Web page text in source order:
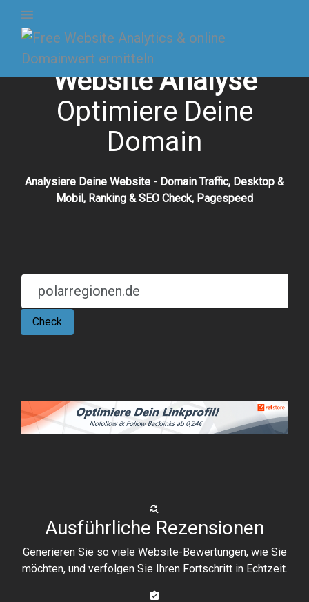
Website Analyse
Optimiere Deine
Domain
Analysiere Deine Website - Domain Traffic, Desktop &
Mobil, Ranking & SEO Check, Pagespeed
Check
Ausführliche Rezensionen
Generieren Sie so viele Website-Bewertungen, wie Sie
möchten, und verfolgen Sie Ihren Fortschritt in Echtzeit.